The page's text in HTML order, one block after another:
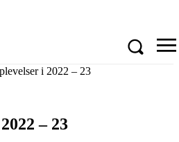
i 2022 – 23
– 23